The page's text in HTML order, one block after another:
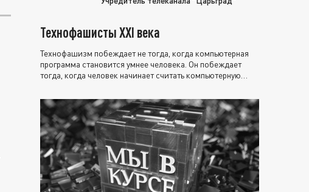
Технофашисты XXI века
Технофашизм побеждает не тогда, когда компьютерная
программа становится умнее человека. Он побеждает
тогда, когда человек начинает считать компьютерную